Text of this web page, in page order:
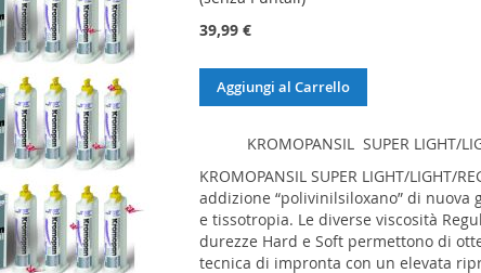
39,99 €
Aggiungi al Carrello
KROMOPANSIL SUPER LIGHT/
KROMOPANSIL SUPER LIGHT/LIGHT/
addizione “polivinilsiloxano” di nuova
e tissotropia. Le diverse viscosità
durezze Hard e Soft permettono di
tecnica di impronta con un elevata